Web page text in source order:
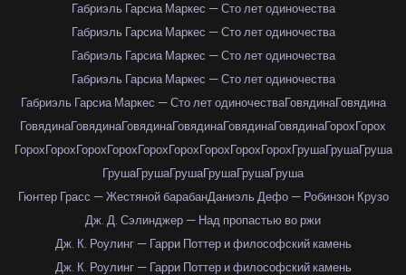
Габриэль Гарсиа Маркес — Сто лет одиночества
Габриэль Гарсиа Маркес — Сто лет одиночества
Габриэль Гарсиа Маркес — Сто лет одиночества
Габриэль Гарсиа Маркес — Сто лет одиночества
Габриэль Гарсиа Маркес — Сто лет одиночестваГовядинаГовядина
ГовядинаГовядинаГовядинаГовядинаГовядинаГовядинаГорохГорох
ГорохГорохГорохГорохГорохГорохГорохГорохГорохГрушаГрушаГруша
ГрушаГрушаГрушаГрушаГрушаГруша
Гюнтер Грасс — Жестяной барабанДаниэль Дефо — Робинзон Крузо
Дж. Д. Сэлинджер — Над пропастью во ржи
Дж. К. Роулинг — Гарри Поттер и философский камень
Дж. К. Роулинг — Гарри Поттер и философский камень